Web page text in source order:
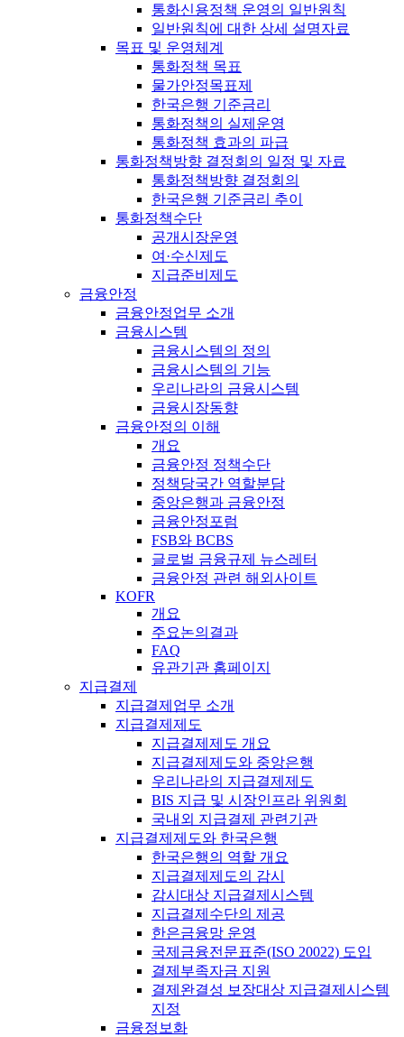
통화신용정책 운영의 일반원칙
일반원칙에 대한 상세 설명자료
목표 및 운영체계
통화정책 목표
물가안정목표제
한국은행 기준금리
통화정책의 실제운영
통화정책 효과의 파급
통화정책방향 결정회의 일정 및 자료
통화정책방향 결정회의
한국은행 기준금리 추이
통화정책수단
공개시장운영
여·수신제도
지급준비제도
금융안정
금융안정업무 소개
금융시스템
금융시스템의 정의
금융시스템의 기능
우리나라의 금융시스템
금융시장동향
금융안정의 이해
개요
금융안정 정책수단
정책당국간 역할분담
중앙은행과 금융안정
금융안정포럼
FSB와 BCBS
글로벌 금융규제 뉴스레터
금융안정 관련 해외사이트
KOFR
개요
주요논의결과
FAQ
유관기관 홈페이지
지급결제
지급결제업무 소개
지급결제제도
지급결제제도 개요
지급결제제도와 중앙은행
우리나라의 지급결제제도
BIS 지급 및 시장인프라 위원회
국내외 지급결제 관련기관
지급결제제도와 한국은행
한국은행의 역할 개요
지급결제제도의 감시
감시대상 지급결제시스템
지급결제수단의 제공
한은금융망 운영
국제금융전문표준(ISO 20022) 도입
결제부족자금 지원
결제완결성 보장대상 지급결제시스템
지정
금융정보화